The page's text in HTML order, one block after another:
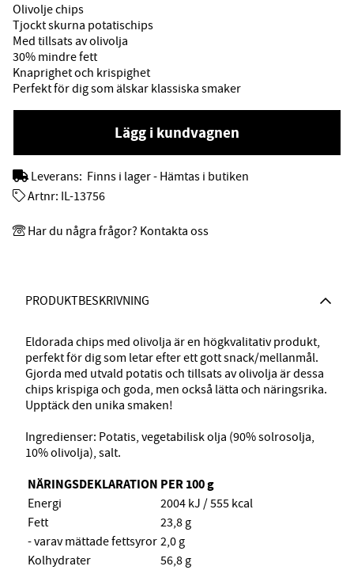
PRODUKTBESKRIVNING
Eldorada chips med olivolja är en högkvalitativ produkt,
perfekt för dig som letar efter ett gott snack/mellanmål.
Gjorda med utvald potatis och tillsats av olivolja är dessa
chips krispiga och goda, men också lätta och näringsrika.
Upptäck den unika smaken!
Ingredienser: Potatis, vegetabilisk olja (90% solrosolja,
10% olivolja), salt.
NÄRINGSDEKLARATION PER 100 g
Energi
2004 kJ / 555 kcal
Fett
23,8 g
- varav mättade fettsyror 2,0 g
Kolhydrater
56,8 g
Olivolje chips
Tjockt skurna potatischips
Med tillsats av olivolja
30% mindre fett
Knaprighet och krispighet
Perfekt för dig som älskar klassiska smaker
Lägg i kundvagnen
Leverans: Finns i lager - Hämtas i butiken
Artnr: IL-13756
Har du några frågor? Kontakta oss